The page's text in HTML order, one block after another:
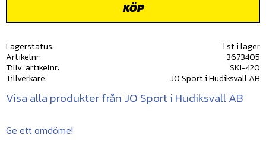
KÖP
Lagerstatus
1 st i lager
Artikelnr
3673405
Tillv. artikelnr
SKI-420
Tillverkare
JO Sport i Hudiksvall AB
Visa alla produkter från JO Sport i Hudiksvall AB
Ge ett omdöme!